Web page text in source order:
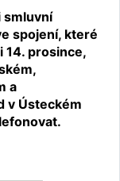
smluvní
spojení, které
14. prosince,
a
v Ústeckém